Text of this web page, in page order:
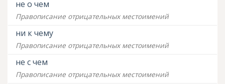
не о чем
Правописание отрицательных местоимений
ни к чему
Правописание отрицательных местоимений
не с чем
Правописание отрицательных местоимений